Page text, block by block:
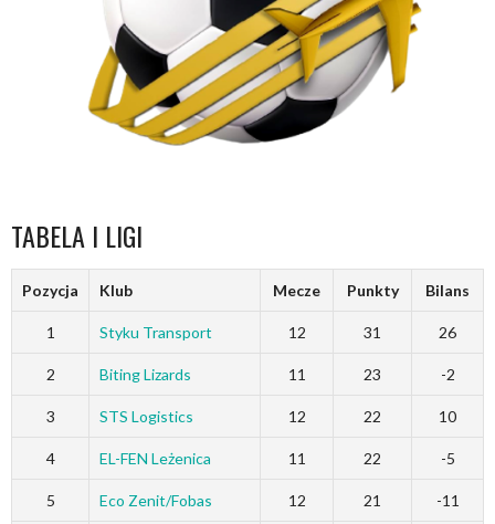
TABELA I LIGI
Pozycja Klub Mecze Punkty Bilans
1 Styku Transport 12 31 26
2 Biting Lizards 11 23 -2
3 STS Logistics 12 22 10
4 EL-FEN Leżenica 11 22 -5
5 Eco Zenit/Fobas 12 21 -11